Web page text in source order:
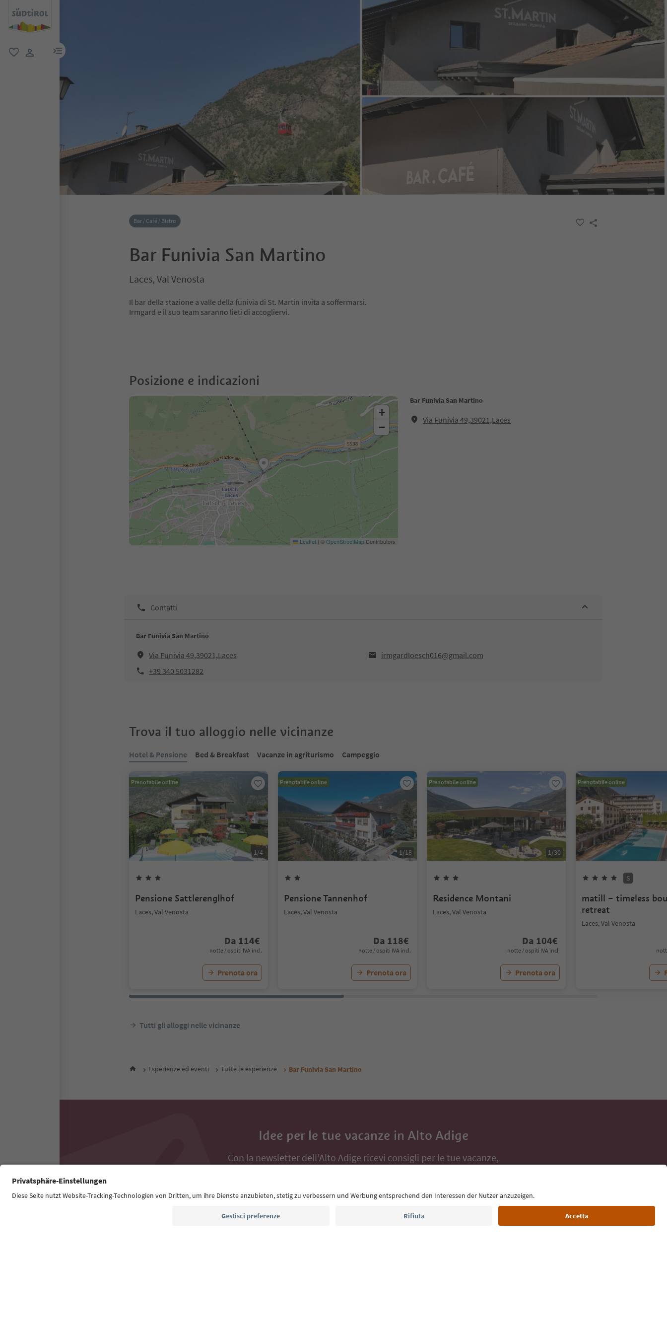
menu link
Bar / Café / Bistro
Bar Funivia San Martino
Laces, Val Venosta
Il bar della stazione a valle della funivia di St. Martin invita a soffermarsi.
Irmgard e il suo team saranno lieti di accogliervi.
Posizione e indicazioni
Bar Funivia San Martino
Via Funivia 49,39021,Laces
+
−
Leaflet | ©OpenStreetMapContributors
Contatti
Bar Funivia San Martino
Via Funivia 49,39021,Laces
irmgardloesch016@gmail.com
+39 340 5031282
Trova il tuo alloggio nelle vicinanze
Hotel & Pensione Bed & Breakfast Vacanze in agriturismo Campeggio
Prenotabile online
1/4
Pensione Sattlerenglhof
Laces, Val Venosta
Da 114€
notte / ospiti IVA incl.
Prenota ora
Prenotabile online
1/18
Pensione Tannenhof
Laces, Val Venosta
Da 118€
notte / ospiti IVA incl.
Prenota ora
Prenotabile online
1/30
Residence Montani
Laces, Val Venosta
Da 104€
notte / ospiti IVA incl.
Prenota ora
Prenotabile online
S
matill – timeless
retreat
Laces, Val Venosta
Tutti gli alloggi nelle vicinanze
Esperienze ed eventi Tutte le esperienze Bar Funivia San Martino
Idee per le tue vacanze in Alto Adige
Con la newsletter dell’Alto Adige ricevi consigli per le tue vacanze,